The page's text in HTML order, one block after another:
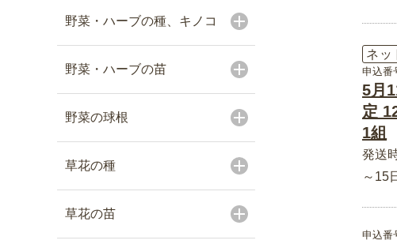
野菜・ハーブの種、キノコ
野菜・ハーブの苗
野菜の球根
草花の種
草花の苗
ネッ
申込番
5月
定
1組
発送
～15
申込番